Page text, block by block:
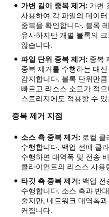
인라인
중복
제거:
스토리지에
기록하기
전에
중복
데이터를
제거합니다.
데이터를
디스크에
기록하기
전에
용량을
최적화합니다.
장점:
스토리지
공간
요구량을
줄여
비용을
가변 길이 중복 제거:가변
사용하여 각 파일의 데이
중복을 확인합니다. 블록
유사하지만 개별 블록의
않습니다.
파일 단위 중복 제거:중복
중복 제거를 수행하는 대
감지합니다. 블록 단위만
빠르고 리소스 소모가 적
스토리지에도 적용할 수
중복 제거 지점
소스 측 중복 제거:로컬 클
수행합니다. 백업 전에 클
수행하면 대역폭 및 전송
클라이언트의 리소스 사용
타깃 측 중복 제거:백업 전
수행합니다. 소스 측과 반
줄지만, 네트워크 대역폭
커집니다.